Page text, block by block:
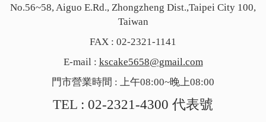
No.56~58, Aiguo E.Rd., Zhongzheng Dist.,Taipei City 100,
Taiwan
FAX : 02-2321-1141
E-mail : kscake5658@gmail.com
門市營業時間 : 上午08:00~晚上08:00
TEL : 02-2321-4300 代表號